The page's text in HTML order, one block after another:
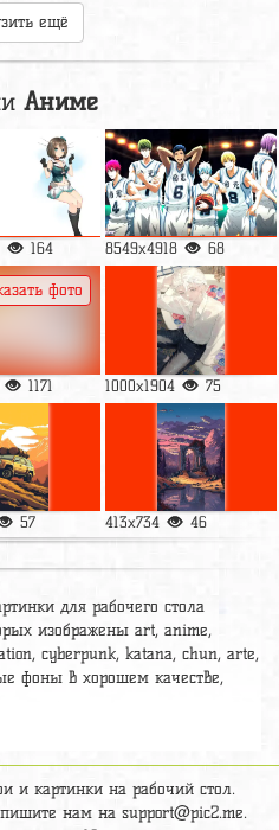
ещё
Аниме
164 8549x4918 68
1171
фото
1000x1904 75
57 413x734 46
для рабочего стола
изображены art, anime,
cyberpunk, katana, chun, arte,
фоны в хорошем качестве,
картинок на нужную тему
представлено очень
картинок, фото
и на телефон.
и картинки на рабочий стол.
пишите нам на support@pic2.me.